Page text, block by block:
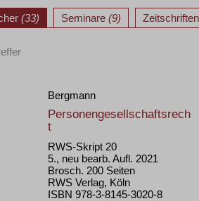
(33) Seminare (9) Zeitschriften
Bergmann
Personengesellschaftsrech
t
RWS-Skript 20
5., neu bearb. Aufl. 2021
Brosch. 200 Seiten
RWS Verlag, Köln
ISBN 978-3-8145-3020-8